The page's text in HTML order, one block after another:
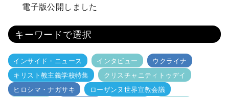
電子版公開しました
キーワードで選択
インサイド・ニュース インタビュー
ウクライナ
キリスト教主義学校特集
クリスチャニティトゥデイ
ヒロシマ・ナガサキ
ローザンヌ世界宣教会議